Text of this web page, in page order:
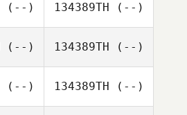
(--) 134389TH (--)
(--) 134389TH (--)
(--) 134389TH (--)